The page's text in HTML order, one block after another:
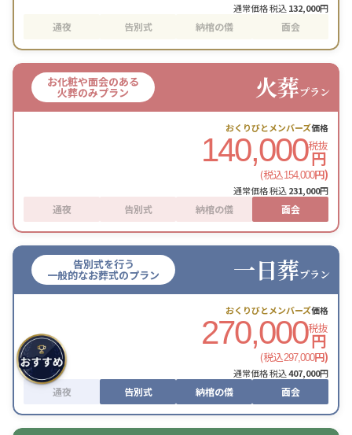
通常価格 税込132,000円
通夜 告別式 納棺の儀 面会
お化粧や面会のある
火葬のみプラン 火葬プラン
おくりびとメンバーズ価格
140,000税抜
円
(税込154,000円)
通常価格 税込231,000円
通夜 告別式 納棺の儀 面会
告別式を行う
一般的なお葬式のプラン 一日葬プラン
おくりびとメンバーズ価格
270,000税抜
円
(税込297,000円)
通常価格 税込407,000円
通夜 告別式 納棺の儀 面会